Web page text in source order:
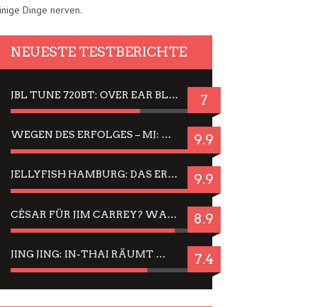
Dinge nerven.
NEUESTE TESTBERICHTE
JBL TUNE 720BT: OVER EAR BLUETOOTH KOPFHÖRER UM DIE 50,-€ IM DAUER-TEST 7
WEGEN DES ERFOLGES – MJ: MICHAEL JACKSON MUSICAL IN EINER MATINEE SEHEN 9.9
JELLYFISH HAMBURG: DAS ERFOLGREICHE SOMMER-MENÜ 2025 IN GEFÜHLEN UND BILDERN 9.9
CÉSAR FÜR JIM CARREY? WARUM DAS EINER DER NERVIGSTEN ACTORS IST UND BLEIBT 8.9
JING JING: IN-THAI RÄUMT WIEDER TITEL AB – EIN ZWEI-STUNDEN-ERLEBNISBERICHT 7.4